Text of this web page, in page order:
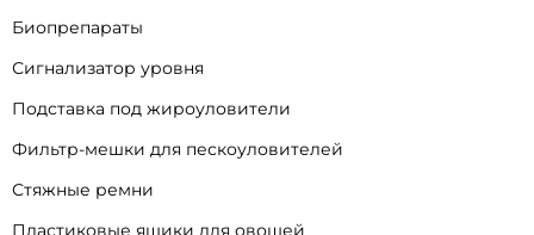
Биопрепараты
Сигнализатор уровня
Подставка под жироуловители
Фильтр-мешки для пескоуловителей
Стяжные ремни
Пластиковые ящики для овощей